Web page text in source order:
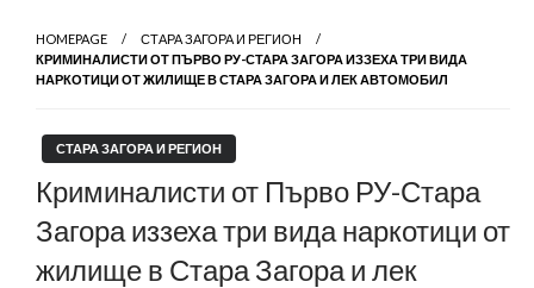
HOMEPAGE
СТАРА ЗАГОРА И РЕГИОН
КРИМИНАЛИСТИ ОТ ПЪРВО РУ-СТАРА ЗАГОРА ИЗЗЕХА ТРИ ВИДА
НАРКОТИЦИ ОТ ЖИЛИЩЕ В СТАРА ЗАГОРА И ЛЕК АВТОМОБИЛ
СТАРА ЗАГОРА И РЕГИОН
Криминалисти от Първо РУ-Стара
Загора иззеха три вида наркотици от
жилище в Стара Загора и лек